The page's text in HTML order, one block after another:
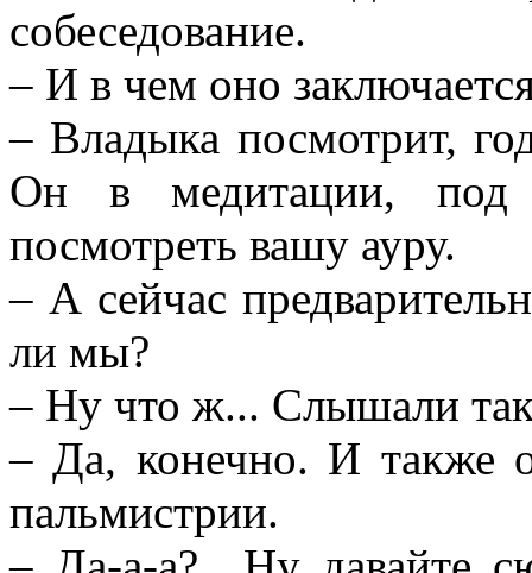
собеседование.
– И в чем оно
– Владыка посмотрит,
Он в медитации, под
посмотреть вашу ауру.
– А сейчас
ли мы?
– Ну что ж... Слышали
– Да, конечно. И также
пальмистрии.